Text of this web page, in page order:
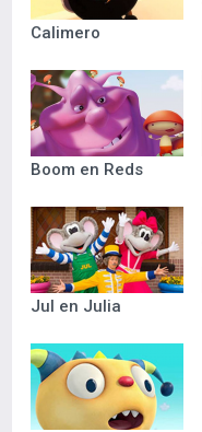
Calimero
Boom en Reds
Jul en Julia